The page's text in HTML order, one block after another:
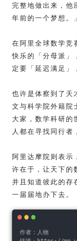
完整地做出来，
年前的一个梦想。」
在阿里全球数学
快乐的「分母派」
定要「延迟满足」
也许是体察到了天
文与科学院外籍院
大家，数学科研的
人都在寻找同行者
阿里达摩院则表示
许在于，让天下的
并且知道彼此的存
一届届地办下去。
作者：人物